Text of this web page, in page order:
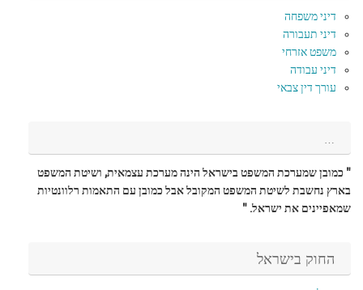
דיני משפחה
דיני תעבורה
משפט אזרחי
דיני עבודה
עורך דין צבאי
…
" כמובן שמערכת המשפט בישראל הינה מערכת עצמאית, ושיטת המשפט
בארץ נחשבת לשיטת המשפט המקובל אבל כמובן עם התאמות רלוונטיות
שמאפיינים את ישראל. "
החוק בישראל